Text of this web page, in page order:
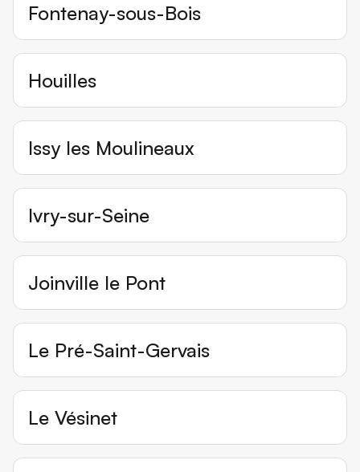
Fontenay-sous-Bois
Houilles
Issy les Moulineaux
Ivry-sur-Seine
Joinville le Pont
Le Pré-Saint-Gervais
Le Vésinet